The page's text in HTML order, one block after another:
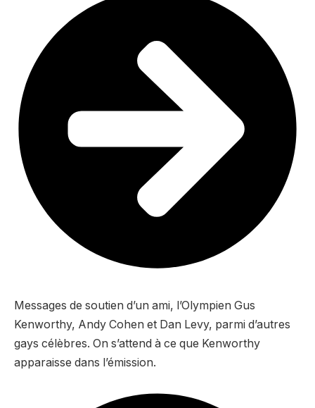
Messages de soutien d’un ami, l’Olympien Gus
Kenworthy, Andy Cohen et Dan Levy, parmi d’autres
gays célèbres. On s’attend à ce que Kenworthy
apparaisse dans l’émission.